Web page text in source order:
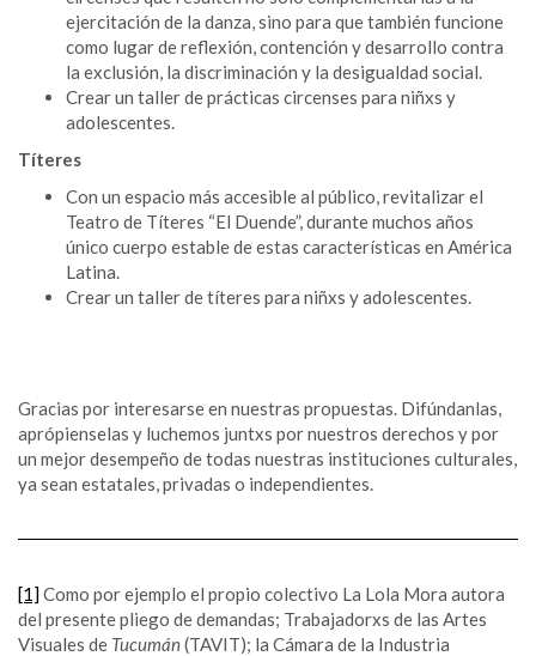
ejercitación de la danza, sino para que también funcione
como lugar de reflexión, contención y desarrollo contra
la exclusión, la discriminación y la desigualdad social.
Crear un taller de prácticas circenses para niñxs y
adolescentes.
Títeres
Con un espacio más accesible al público, revitalizar el
Teatro de Títeres “El Duende”, durante muchos años
único cuerpo estable de estas características en América
Latina.
Crear un taller de títeres para niñxs y adolescentes.
Gracias por interesarse en nuestras propuestas. Difúndanlas,
aprópienselas y luchemos juntxs por nuestros derechos y por
un mejor desempeño de todas nuestras instituciones culturales,
ya sean estatales, privadas o independientes.
[1]Como por ejemplo el propio colectivo La Lola Mora autora
del presente pliego de demandas; Trabajadorxs de las Artes
Visuales de Tucumán(TAVIT); la Cámara de la Industria